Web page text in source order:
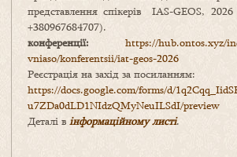
представлення спікерів IAS-GEOS, 2026
конференції: https://hub.ontos.xyz/
vniaso/konferentsii/iat-geos-2026
Реєстрація на захід за посиланням:
https://docs.google.com/forms/d/
u7ZDa0dLD1NIdzQMyNeuILSdI/preview
Деталі в інформаційному листі.